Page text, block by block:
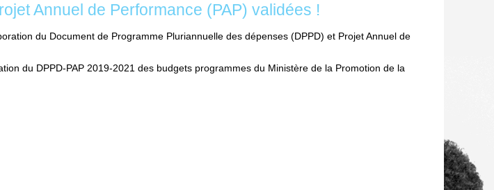
Annuel de Performance (PAP) validées !
du Document de Programme Pluriannuelle des dépenses (DPPD) et Projet Annuel de
du DPPD-PAP 2019-2021 des budgets programmes du Ministère de la Promotion de la